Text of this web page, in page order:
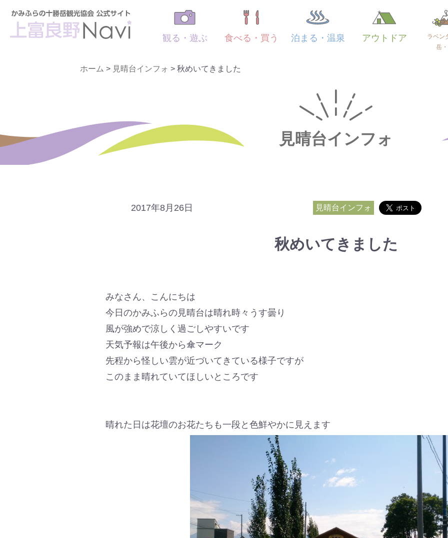
観る・遊ぶ 食べる・買う 泊まる・温泉 アウトドア
ラベン
岳
ホーム > 見晴台インフォ > 秋めいてきました
見晴台インフォ
2017年8月26日 見晴台インフォ
秋めいてきました
みなさん、こんにちは
今日のかみふらの見晴台は晴れ時々うす曇り
風が強めで涼しく過ごしやすいです
天気予報は午後から傘マーク
先程から怪しい雲が近づいてきている様子ですが
このまま晴れていてほしいところです
晴れた日は花壇のお花たちも一段と色鮮やかに見えます